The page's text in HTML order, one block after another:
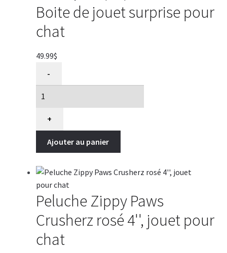
pour
chat
Boite de jouet surprise pour
chat
49.99$
Boîte
jouet
surprise
pour
-
+
Ajouter au panier
Peluche Zippy Paws
Crusherz rosé 4'', jouet pour
chat